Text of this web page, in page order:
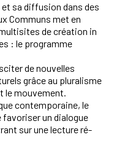
sa diffusion dans des
Communs met en
de création in
: le programme
de nouvelles
grâce au pluralisme
le mouvement.
contemporaine, le
un dialogue
sur une lecture ré-